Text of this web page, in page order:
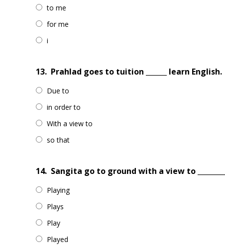
to me
for me
i
13. Prahlad goes to tuition ______ learn English.
Due to
in order to
With a view to
so that
14. Sangita go to ground with a view to
Playing
Plays
Play
Played